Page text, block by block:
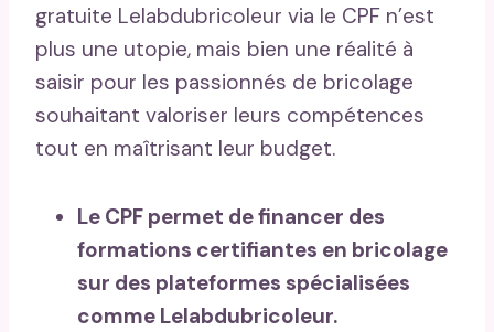
gratuite Lelabdubricoleur via le CPF n’est
plus une utopie, mais bien une réalité à
saisir pour les passionnés de bricolage
souhaitant valoriser leurs compétences
tout en maîtrisant leur budget.
Le CPF permet de financer des
formations certifiantes en bricolage
sur des plateformes spécialisées
comme Lelabdubricoleur.